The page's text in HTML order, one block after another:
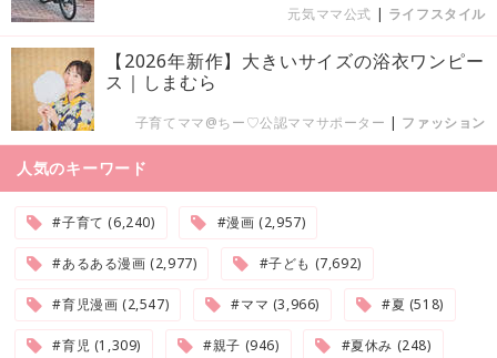
元気ママ公式 | ライフスタイル
【2026年新作】大きいサイズの浴衣ワンピー
ス｜しまむら
子育てママ@ちー♡公認ママサポーター | ファッション
人気のキーワード
#子育て (6,240) #漫画 (2,957)
#あるある漫画 (2,977) #子ども (7,692)
#育児漫画 (2,547) #ママ (3,966) #夏 (518)
#育児 (1,309) #親子 (946) #夏休み (248)